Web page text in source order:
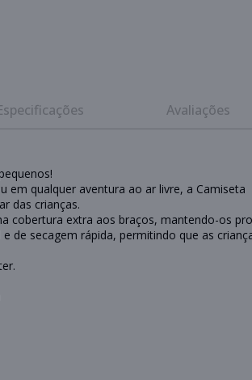
Avaliações
em qualquer aventura ao ar livre, a
das crianças.
cobertura extra aos braços, mantendo-os
e de secagem rápida, permitindo que as